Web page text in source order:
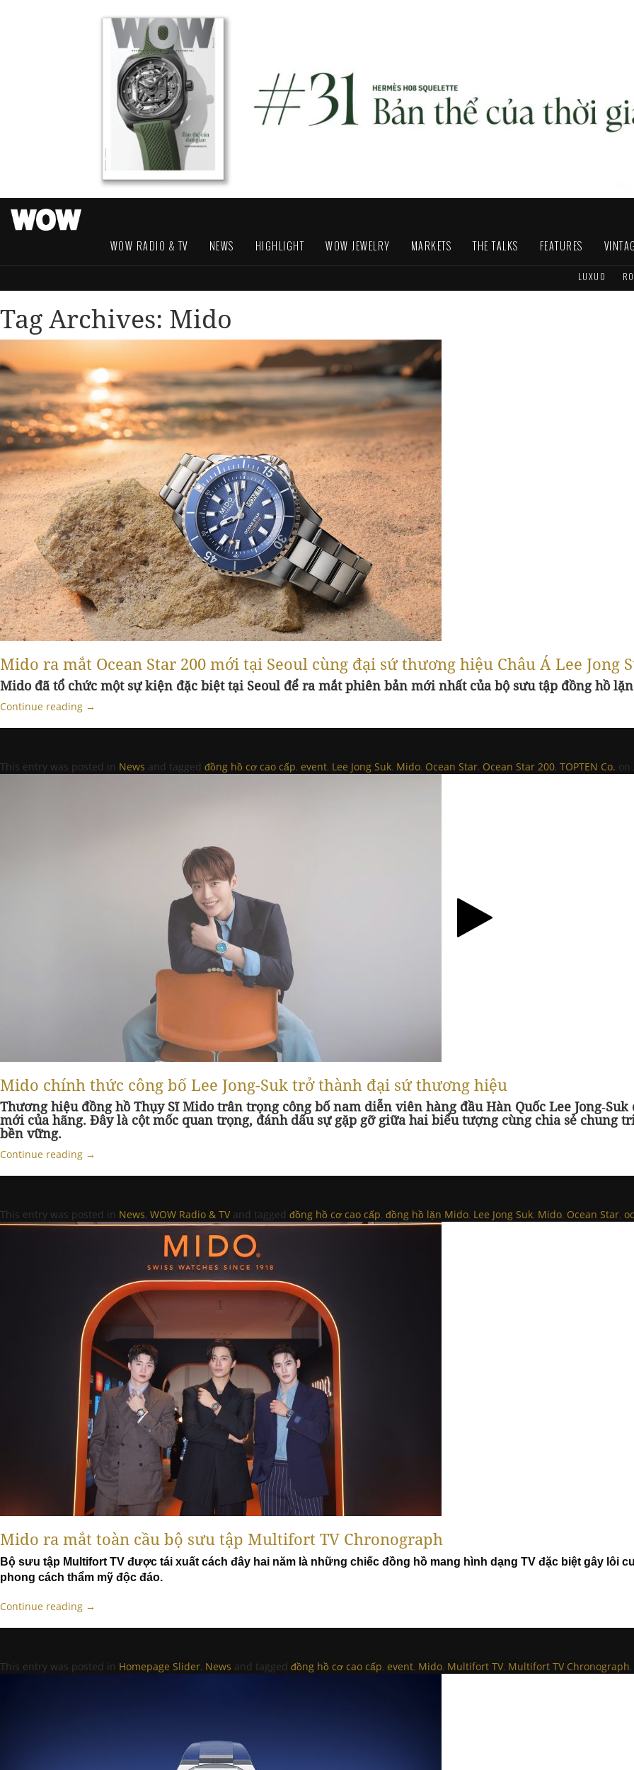
WOW RADIO & TV NEWS HIGHLIGHT WOW JEWELRY MARKETS THE TALKS FEATURES
LUXUO
Tag Archives: Mido
Mido ra mắt Ocean Star 200 mới tại Seoul cùng đại sứ thương hiệu Châu Á Lee Jong
Mido đã tổ chức một sự kiện đặc biệt tại Seoul để ra mắt phiên bản mới nhất của bộ sưu tập đồng hồ
Continue reading →
This entry was posted in News and tagged đồng hồ cơ cao cấp, event, Lee Jong Suk, Mido, Ocean Star, Ocean Star 200, TOPTEN Co. on
Mido chính thức công bố Lee Jong-Suk trở thành đại sứ thương hiệu
Thương hiệu đồng hồ Thụy Sĩ Mido trân trọng công bố nam diễn viên hàng đầu Hàn Quốc Lee
mới của hãng. Đây là cột mốc quan trọng, đánh dấu sự gặp gỡ giữa hai biểu tượng cùng chia sẻ chung
bền vững.
Continue reading →
This entry was posted in News, WOW Radio & TV and tagged đồng hồ cơ cao cấp, đồng hồ lặn Mido, Lee Jong Suk, Mido, Ocean Star,
Mido ra mắt toàn cầu bộ sưu tập Multifort TV Chronograph
Bộ sưu tập Multifort TV được tái xuất cách đây hai năm là những chiếc đồng hồ mang hình dạng TV đặc biệt gây lôi
phong cách thẩm mỹ độc đáo.
Continue reading →
This entry was posted in Homepage Slider, News and tagged đồng hồ cơ cao cấp, event, Mido, Multifort TV, Multifort TV Chronograph,